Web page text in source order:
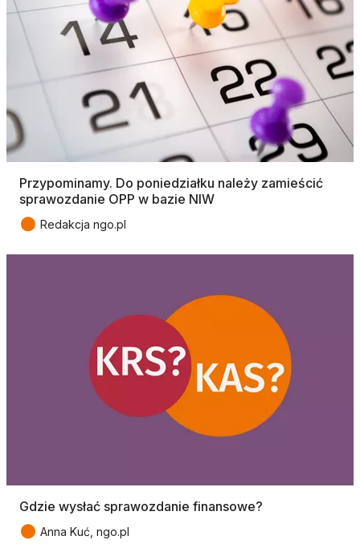
Przypominamy. Do poniedziałku należy zamieścić
sprawozdanie OPP w bazie NIW
● Redakcja ngo.pl
Gdzie wysłać sprawozdanie finansowe?
● Anna Kuć, ngo.pl